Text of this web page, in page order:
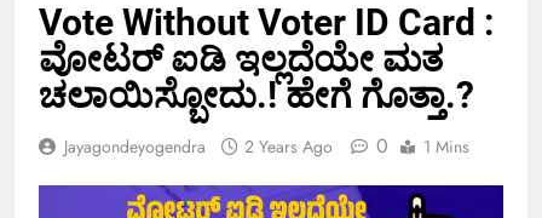
Vote Without Voter ID Card :
ವೋಟರ್ ಐಡಿ ಇಲ್ಲದೆಯೇ ಮತ
ಚಲಾಯಿಸ್ಬೋದು.! ಹೇಗೆ ಗೊತ್ತಾ.?
Jayagondeyogendra 2 Years Ago 0 1 Mins